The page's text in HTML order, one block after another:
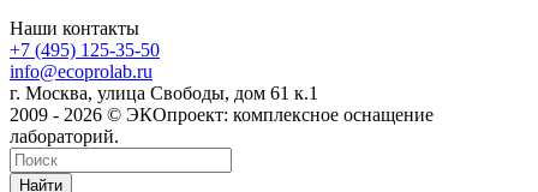
Наши контакты
+7 (495) 125-35-50
info@ecoprolab.ru
г. Москва, улица Свободы, дом 61 к.1
2009 - 2026 © ЭКОпроект: комплексное оснащение
лабораторий.
Найти